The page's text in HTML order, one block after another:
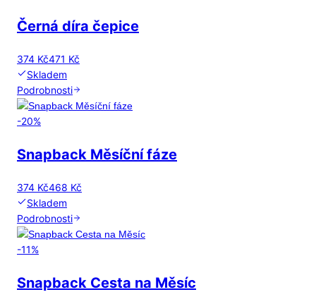
Černá díra čepice
374 Kč471 Kč
Skladem
Podrobnosti
-20%
Snapback Měsíční fáze
374 Kč468 Kč
Skladem
Podrobnosti
-11%
Snapback Cesta na Měsíc